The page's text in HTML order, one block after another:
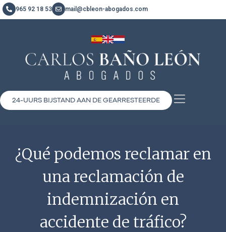
965 92 18 53 mail@cbleon-abogados.com
24-UURS BIJSTAND AAN DE GEARRESTEERDE
¿Qué podemos reclamar en
una reclamación de
indemnización en
accidente de tráfico?